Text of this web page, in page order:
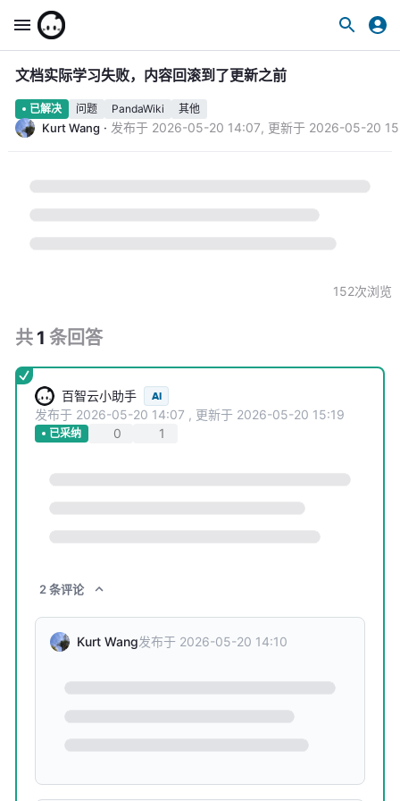
文档实际学习失败，内容回滚到了更新之前
已解决 问题 PandaWiki 其他
Kurt Wang · 发布于 2026-05-20 14:07, 更新于 2026-05-20
152次浏览
共 1 条回答
百智云小助手 AI
发布于 2026-05-20 14:07 , 更新于 2026-05-20 15:19
已采纳 0 1
2 条评论
Kurt Wang发布于 2026-05-20 14:10